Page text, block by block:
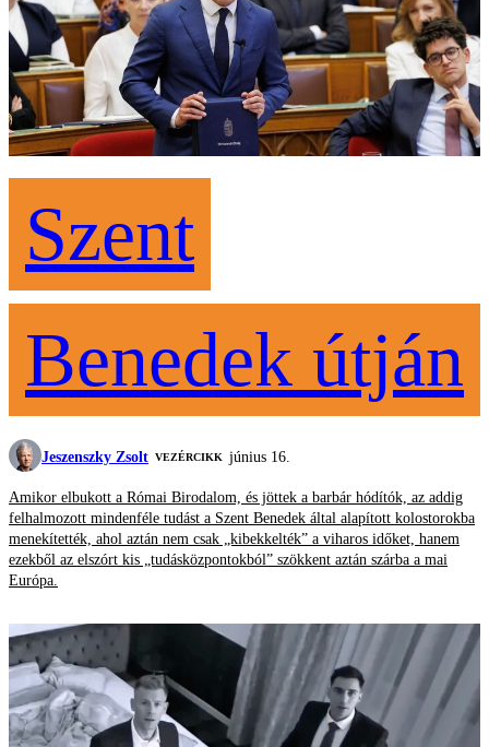
Szent
Benedek útján
Jeszenszky Zsolt VEZÉRCIKK június 16.
Amikor elbukott a Római Birodalom, és jöttek a barbár hódítók, az addig
felhalmozott mindenféle tudást a Szent Benedek által alapított kolostorokba
menekítették, ahol aztán nem csak „kibekkelték” a viharos időket, hanem
ezekből az elszórt kis „tudásközpontokból” szökkent aztán szárba a mai
Európa.